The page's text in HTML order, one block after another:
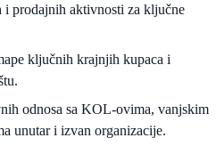
prodajnih aktivnosti za ključne
ključnih krajnjih kupaca i
odnosa sa KOL-ovima, vanjskim
unutar i izvan organizacije.